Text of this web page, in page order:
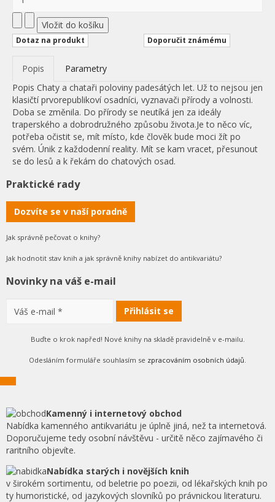
Dotaz na produkt Doporučit známému
Popis
Parametry
Popis Chaty a chataři poloviny padesátých let. Už to nejsou jen
klasičtí prvorepublikoví osadníci, vyznavači přírody a volnosti.
Doba se změnila. Do přírody se neutíká jen za ideály
traperského a dobrodružného způsobu života.Je to něco víc,
potřeba očistit se, mít místo, kde člověk bude moci žít po
svém. Únik z každodenní reality. Mít se kam vracet, přesunout
se do lesů a k řekám do chatových osad.
Praktické rady
Dozvíte se v naší poradně
Jak správně pečovat o knihy?
Jak hodnotit stav knih a jak správně knihy nabízet do antikvariátu?
Novinky na váš e-mail
Buďte o krok napřed! Nové knihy na skladě pravidelně v e-mailu.
Odesláním formuláře souhlasím se zpracováním osobních údajů.
Kamenný i internetový obchod
Nabídka kamenného antikvariátu je úplně jiná, než ta internetová.
Doporučujeme tedy osobní návštěvu - určitě něco zajímavého či
raritního objevíte.
Nabídka starých i novějších knih
v širokém sortimentu, od beletrie po poezii, od lékařských knih po
ty humoristické, od jazykových slovníků po právnickou literaturu.